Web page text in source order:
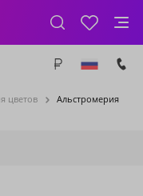
цветов Альстромерия